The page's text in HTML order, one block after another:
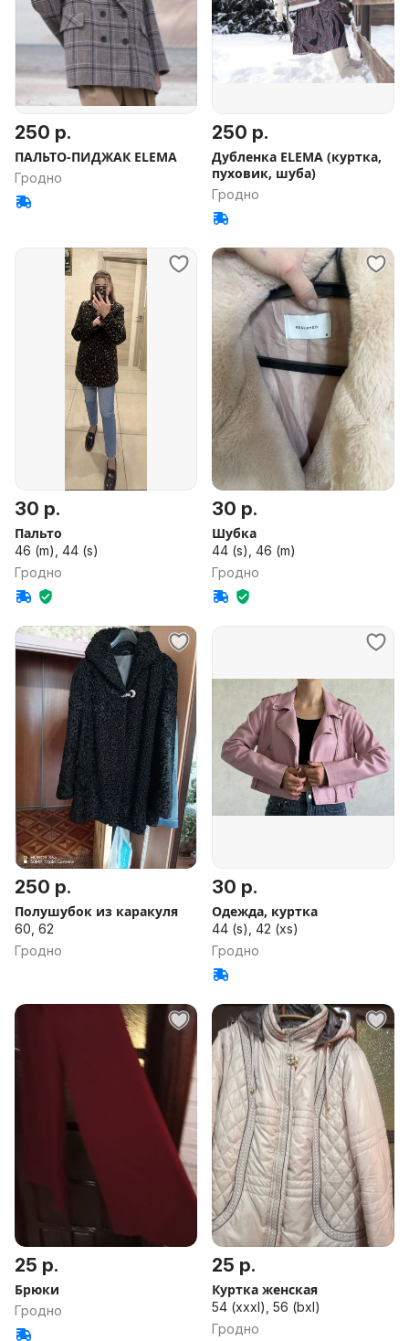
250 р.
ПАЛЬТО-ПИДЖАК ELEMA
Гродно
250 р.
Дубленка ELEMA (куртка,
пуховик, шуба)
Гродно
30 р.
Пальто
46 (m), 44 (s)
Гродно
30 р.
Шубка
44 (s), 46 (m)
Гродно
250 р.
Полушубок из каракуля
60, 62
Гродно
30 р.
Одежда, куртка
44 (s), 42 (xs)
Гродно
25 р.
Брюки
Гродно
25 р.
Куртка женская
54 (xxxl), 56 (bxl)
Гродно